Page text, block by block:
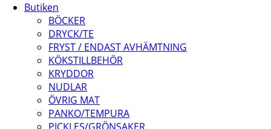
Butiken
BÖCKER
DRYCK/TE
FRYST / ENDAST AVHÄMTNING
KÖKSTILLBEHÖR
KRYDDOR
NUDLAR
ÖVRIG MAT
PANKO/TEMPURA